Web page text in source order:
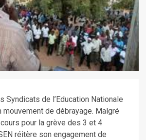
Syndicats de l’Education Nationale
de débrayage. Malgré
pour la grève des 3 et 4
réitère son engagement de